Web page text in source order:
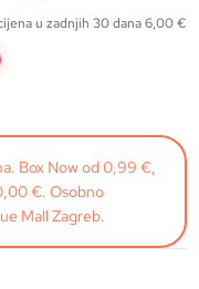
u zadnjih 30 dana6,00€
Box Now od 0,99 €,
€. Osobno
Mall Zagreb.